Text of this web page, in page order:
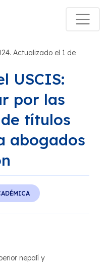
Actualizado el 1 de
USCIS:
por las
títulos
abogados
nepalí y